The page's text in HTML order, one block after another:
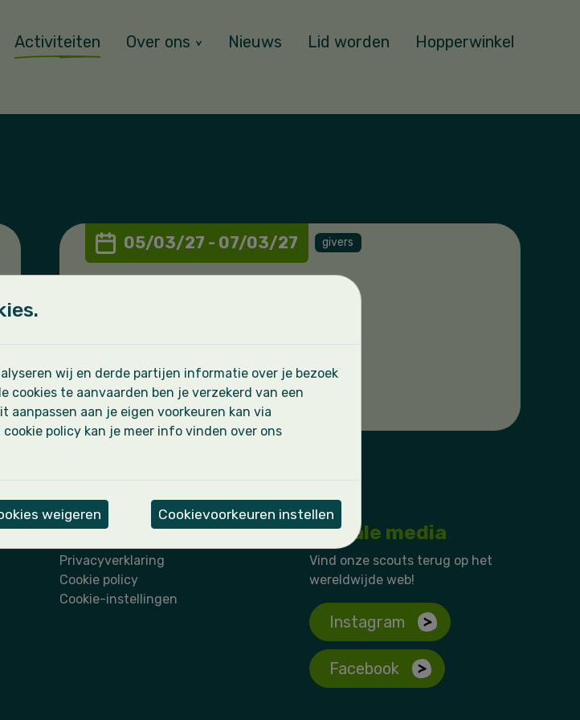
Activiteiten Over ons Nieuws Lid worden Hopperwinkel
05/03/27 - 07/03/27 givers
Wettelijk
Privacyverklaring
Cookie policy
Cookie-instellingen
Sociale media
Vind onze scouts terug op het
wereldwijde web!
Instagram
Facebook
wij en derde partijen informatie over je bezoek
cookies te aanvaarden ben je verzekerd van een
aan je eigen voorkeuren kan via
policy kan je meer info vinden over ons
weigeren Cookievoorkeuren instellen